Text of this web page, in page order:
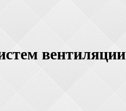
вентиляции